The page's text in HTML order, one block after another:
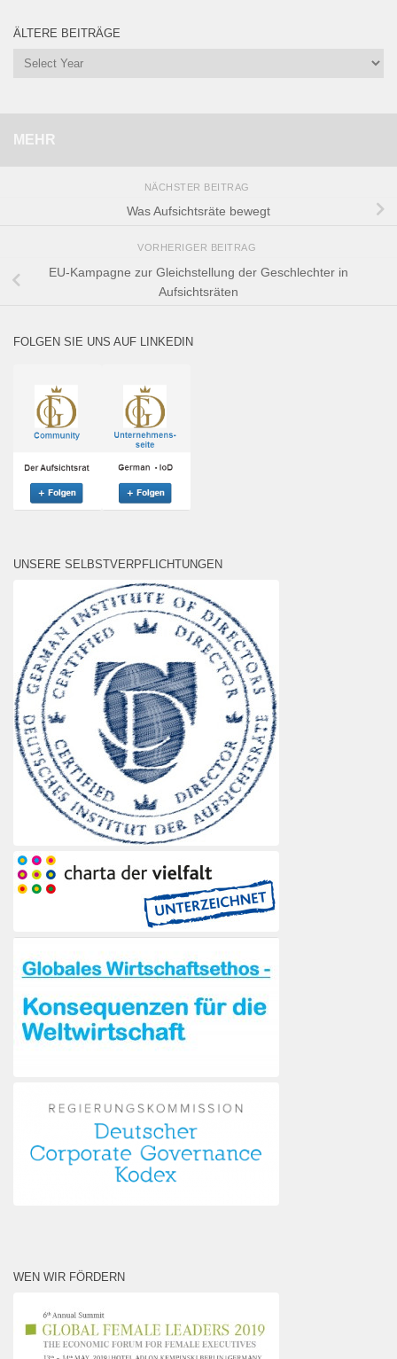
ÄLTERE BEITRÄGE
MEHR
NÄCHSTER BEITRAG
Was Aufsichtsräte bewegt
VORHERIGER BEITRAG
EU-Kampagne zur Gleichstellung der Geschlechter in
Aufsichtsräten
FOLGEN SIE UNS AUF LINKEDIN
UNSERE SELBSTVERPFLICHTUNGEN
WEN WIR FÖRDERN